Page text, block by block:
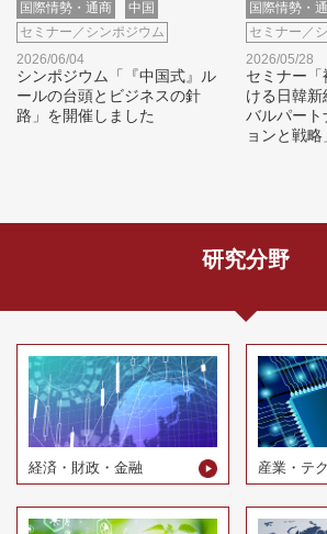
国際情勢・通商
中国
セミナー／シンポジウム
2026/06/04
シンポジウム「『中国式』ル
ールの台頭とビジネスの針
路」を開催しました
国際情勢・
セミナー／
2026/05/28
セミナー
ける日韓
バルパート
ョンと戦
研究分野
経済・財政・金融 産業・テ